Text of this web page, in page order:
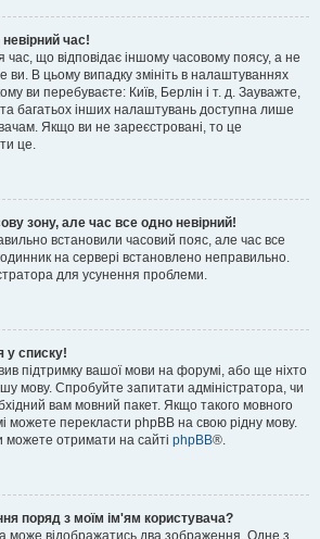
час!
час, що відповідає іншому часовому поясу, а не
ви. В цьому випадку змініть в налаштуваннях
ви перебуваєте: Київ, Берлін і т. д. Зауважте,
багатьох інших налаштувань доступна лише
Якщо ви не зареєстровані, то це
це.
зону, але час все одно невірний!
встановили часовий пояс, але час все
на сервері встановлено неправильно.
для усунення проблеми.
у списку!
підтримку вашої мови на форумі, або ще ніхто
мову. Спробуйте запитати адміністратора, чи
вам мовний пакет. Якщо такого мовного
можете перекласти phpBB на свою рідну мову.
можете отримати на сайті phpBB®.
поряд з моїм ім'ям користувача?
може відображатись два зображення. Одне з